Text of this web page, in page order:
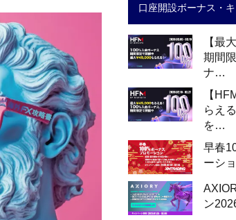
口座開設ボーナス・
【最
期間
ナ…
【
らえ
を…
早春
ーシ
ン